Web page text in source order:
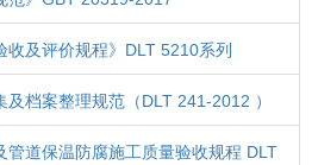
收及评价规程》DLT 5210系列
档案整理规范（DLT 241-2012 ）
管道保温防腐施工质量验收规程 DLT